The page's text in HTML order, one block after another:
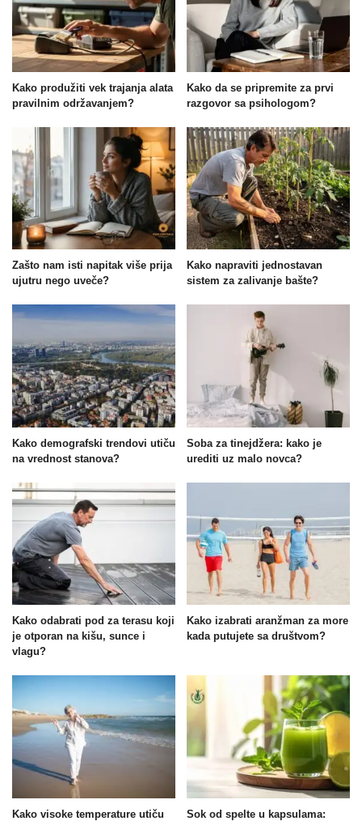
Kako produžiti vek trajanja alata
pravilnim održavanjem?
Kako da se pripremite za prvi
razgovor sa psihologom?
Zašto nam isti napitak više prija
ujutru nego uveče?
Kako napraviti jednostavan
sistem za zalivanje bašte?
Kako demografski trendovi utiču
na vrednost stanova?
Soba za tinejdžera: kako je
urediti uz malo novca?
Kako odabrati pod za terasu koji
je otporan na kišu, sunce i
vlagu?
Kako izabrati aranžman za more
kada putujete sa društvom?
Kako visoke temperature utiču Sok od spelte u kapsulama: